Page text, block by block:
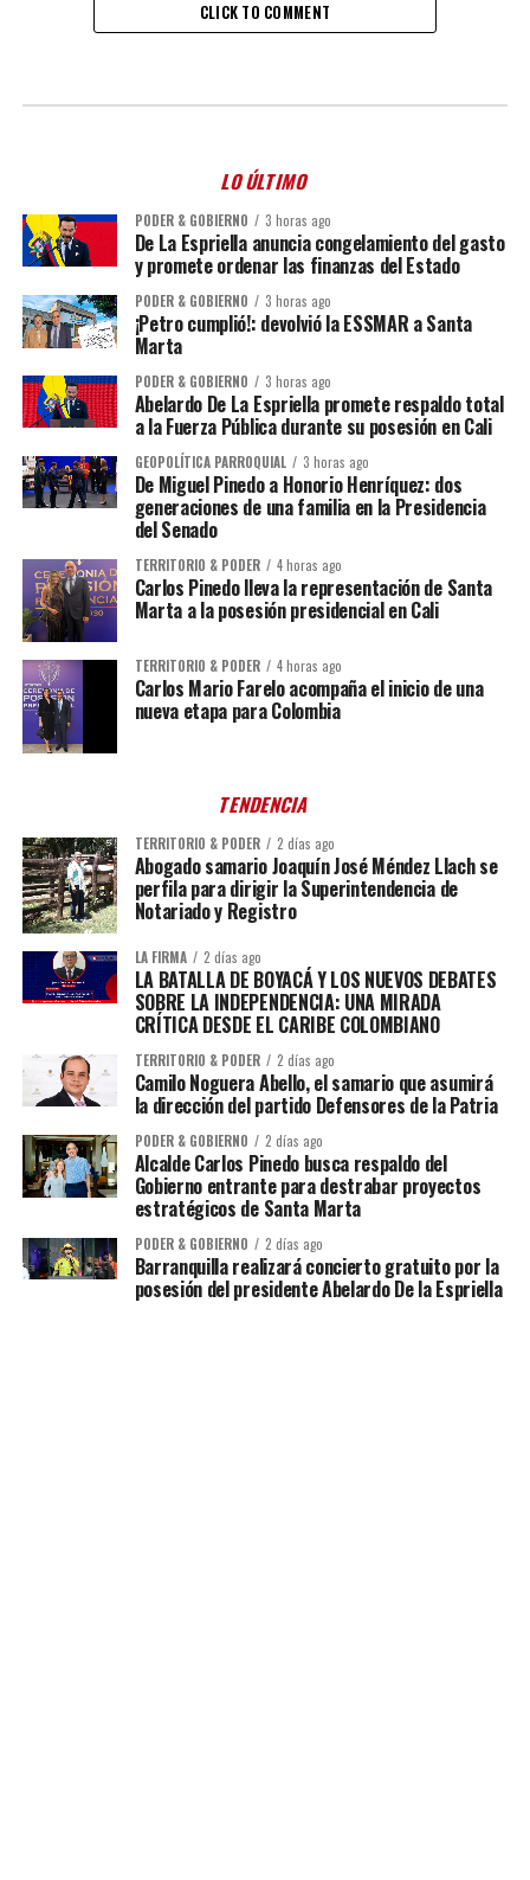
CLICK TO COMMENT
LO ÚLTIMO
PODER & GOBIERNO 3 horas ago
De La Espriella anuncia congelamiento del gasto
y promete ordenar las finanzas del Estado
PODER & GOBIERNO 3 horas ago
¡Petro cumplió!: devolvió la ESSMAR a Santa
Marta
PODER & GOBIERNO 3 horas ago
Abelardo De La Espriella promete respaldo total
a la Fuerza Pública durante su posesión en Cali
GEOPOLÍTICA PARROQUIAL 3 horas ago
De Miguel Pinedo a Honorio Henríquez: dos
generaciones de una familia en la Presidencia
del Senado
TERRITORIO & PODER 4 horas ago
Carlos Pinedo lleva la representación de Santa
Marta a la posesión presidencial en Cali
TERRITORIO & PODER 4 horas ago
Carlos Mario Farelo acompaña el inicio de una
nueva etapa para Colombia
TENDENCIA
TERRITORIO & PODER 2 días ago
Abogado samario Joaquín José Méndez Llach se
perfila para dirigir la Superintendencia de
Notariado y Registro
LA FIRMA 2 días ago
LA BATALLA DE BOYACÁ Y LOS NUEVOS DEBATES
SOBRE LA INDEPENDENCIA: UNA MIRADA
CRÍTICA DESDE EL CARIBE COLOMBIANO
TERRITORIO & PODER 2 días ago
Camilo Noguera Abello, el samario que asumirá
la dirección del partido Defensores de la Patria
PODER & GOBIERNO 2 días ago
Alcalde Carlos Pinedo busca respaldo del
Gobierno entrante para destrabar proyectos
estratégicos de Santa Marta
PODER & GOBIERNO 2 días ago
Barranquilla realizará concierto gratuito por la
posesión del presidente Abelardo De la Espriella